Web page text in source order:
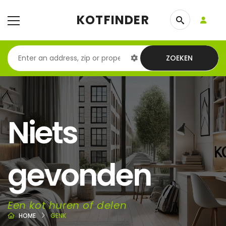
KOTFINDER
ZOEKEN
Niets
gevonden
Een kot huren of delen
HOME GENK